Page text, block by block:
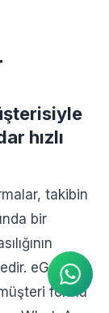
hızlı
takibin
bir
eGrow
formu
anında